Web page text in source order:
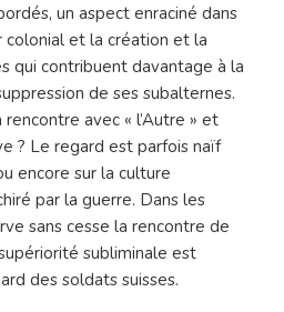
un aspect enraciné dans
et la création et la
qui contribuent davantage à la
de ses subalternes.
avec « l’Autre » et
? Le regard est parfois naïf
encore sur la culture
par la guerre. Dans les
sans cesse la rencontre de
subliminale est
des soldats suisses.